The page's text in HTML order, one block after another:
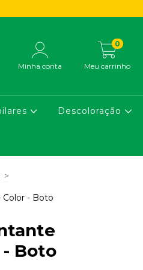
Minha conta Meu carrinho
0
Descoloração
>
- Boto
- Boto